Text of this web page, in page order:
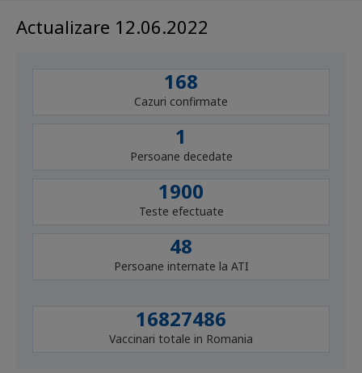
Actualizare 12.06.2022
168
Cazuri confirmate
1
Persoane decedate
1900
Teste efectuate
48
Persoane internate la ATI
16827486
Vaccinari totale in Romania